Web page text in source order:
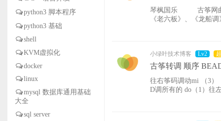
python3 脚本程序
python3 基础
shell
KVM虚拟化
docker
linux
mysql 数据库通用基础
大全
sql server
琴枫国乐 古筝网曲
《老六板》、《龙船
小绿叶技术博客 Lv2
古筝转调 顺序
往右筝码调动mi （3）
D调所有的 do（1）